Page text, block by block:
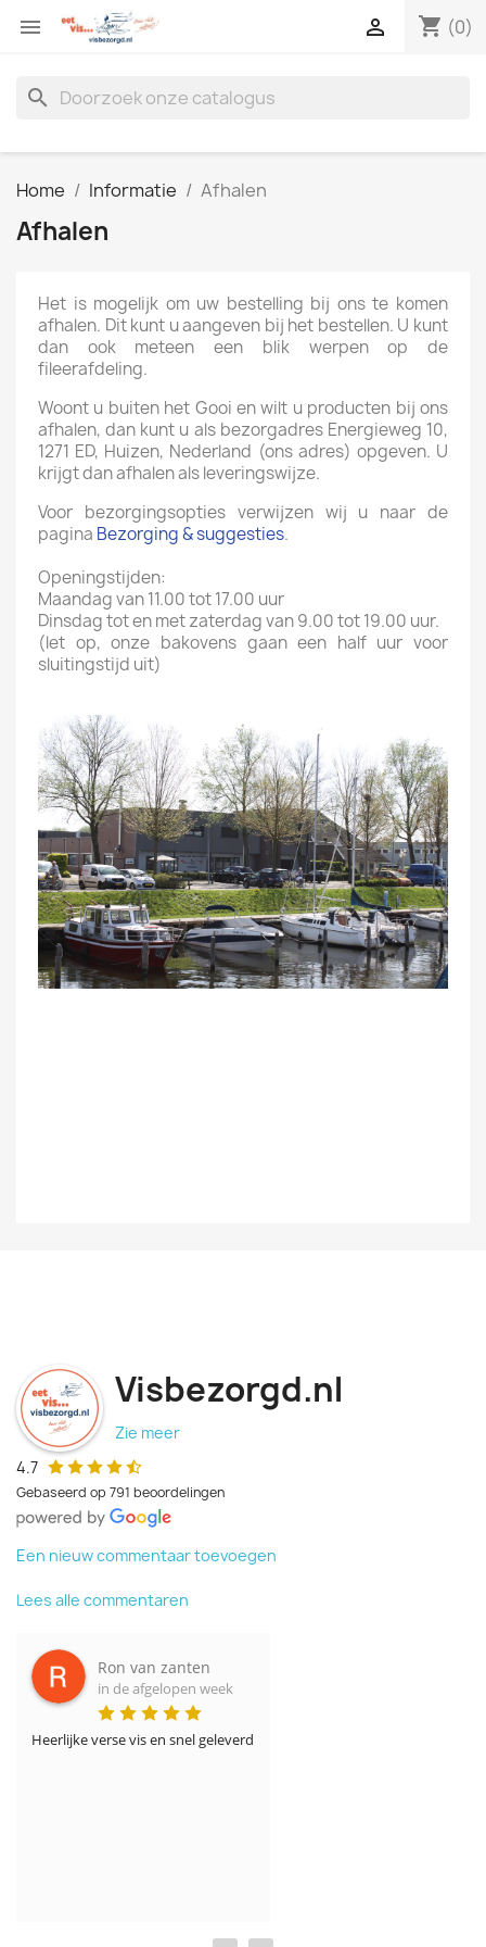
 shopping_cart (0)

search
Home Informatie Afhalen
Afhalen
Het is mogelijk om uw bestelling bij ons te komen
afhalen. Dit kunt u aangeven bij het bestellen. U kunt
dan ook meteen een blik werpen op de
fileerafdeling.
Woont u buiten het Gooi en wilt u producten bij ons
afhalen, dan kunt u als bezorgadres Energieweg 10,
1271 ED, Huizen, Nederland (ons adres) opgeven. U
krijgt dan afhalen als leveringswijze.
Voor bezorgingsopties verwijzen wij u naar de
pagina Bezorging & suggesties.
Openingstijden:
Maandag van 11.00 tot 17.00 uur
Dinsdag tot en met zaterdag van 9.00 tot 19.00 uur.
(let op, onze bakovens gaan een half uur voor
sluitingstijd uit)
Visbezorgd.nl
Zie meer
4.7
Gebaseerd op 791 beoordelingen
Een nieuw commentaar toevoegen
Lees alle commentaren
Ron van zanten
in de afgelopen week
Heerlijke verse vis en snel geleverd